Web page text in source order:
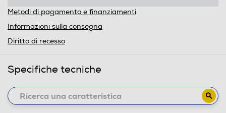
Metodi di pagamento e finanziamenti
Informazioni sulla consegna
Diritto di recesso
Specifiche tecniche